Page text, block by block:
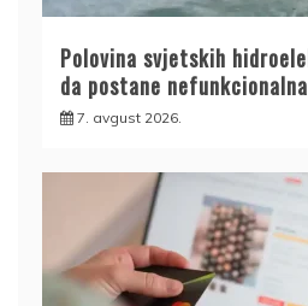
Polovina svjetskih
da postane
7. avgust 2026.